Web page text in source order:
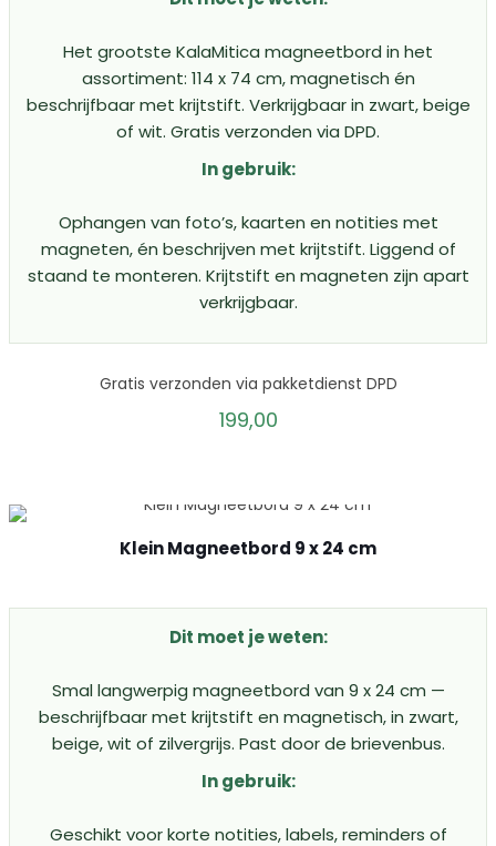
Het grootste KalaMitica magneetbord in het
assortiment: 114 x 74 cm, magnetisch én
beschrijfbaar met krijtstift. Verkrijgbaar in zwart, beige
of wit. Gratis verzonden via DPD.
In gebruik:
Ophangen van foto’s, kaarten en notities met
magneten, én beschrijven met krijtstift. Liggend of
staand te monteren. Krijtstift en magneten zijn apart
verkrijgbaar.
Gratis verzonden via pakketdienst DPD
199,00
Klein Magneetbord 9 x 24 cm
Dit moet je weten:
Smal langwerpig magneetbord van 9 x 24 cm —
beschrijfbaar met krijtstift en magnetisch, in zwart,
beige, wit of zilvergrijs. Past door de brievenbus.
In gebruik:
Geschikt voor korte notities, labels, reminders of